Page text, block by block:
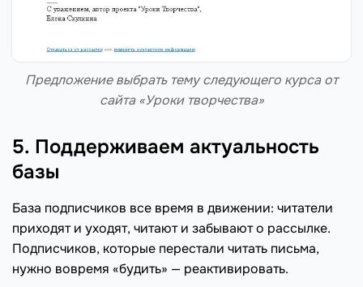
Предложение выбрать тему следующего курса от
сайта «Уроки творчества»
5. Поддерживаем актуальность
базы
База подписчиков все время в движении: читатели
приходят и уходят, читают и забывают о рассылке.
Подписчиков, которые перестали читать письма,
нужно вовремя «будить» — реактивировать.